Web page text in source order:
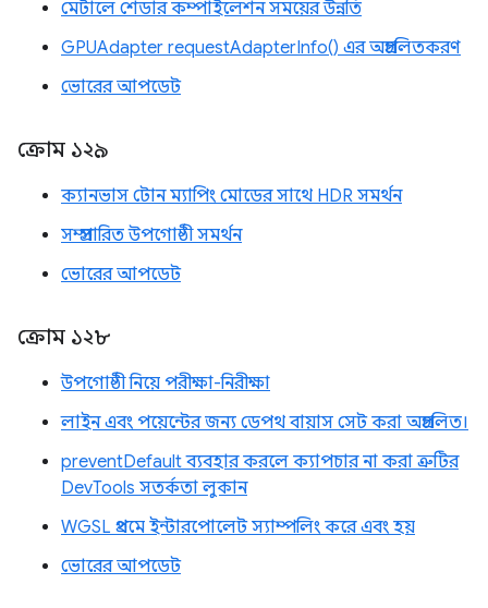
মেটালে শেডার কম্পাইলেশন সময়ের উন্নতি
GPUAdapter requestAdapterInfo() এর অপ্রচলিতকরণ
ভোরের আপডেট
ক্রোম ১২৯
ক্যানভাস টোন ম্যাপিং মোডের সাথে HDR সমর্থন
সম্প্রসারিত উপগোষ্ঠী সমর্থন
ভোরের আপডেট
ক্রোম ১২৮
উপগোষ্ঠী নিয়ে পরীক্ষা-নিরীক্ষা
লাইন এবং পয়েন্টের জন্য ডেপথ বায়াস সেট করা অপ্রচলিত।
preventDefault ব্যবহার করলে ক্যাপচার না করা ত্রুটির
DevTools সতর্কতা লুকান
WGSL প্রথমে ইন্টারপোলেট স্যাম্পলিং করে এবং হয়
ভোরের আপডেট